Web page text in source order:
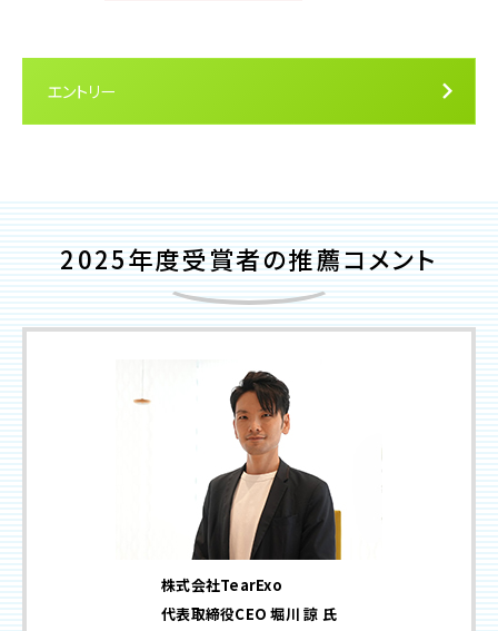
エントリー
2025年度受賞者の推薦コメント
株式会社TearExo
代表取締役CEO 堀川 諒 氏